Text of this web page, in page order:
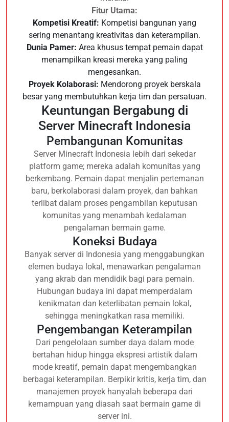
Fitur Utama:
Kompetisi Kreatif: Kompetisi bangunan yang
sering menantang kreativitas dan keterampilan.
Dunia Pamer: Area khusus tempat pemain dapat
menampilkan kreasi mereka yang paling
mengesankan.
Proyek Kolaborasi: Mendorong proyek berskala
besar yang membutuhkan kerja tim dan persatuan.
Keuntungan Bergabung di
Server Minecraft Indonesia
Pembangunan Komunitas
Server Minecraft Indonesia lebih dari sekedar
platform game; mereka adalah komunitas yang
berkembang. Pemain dapat menjalin pertemanan
baru, berkolaborasi dalam proyek, dan bahkan
terlibat dalam proses pengambilan keputusan
komunitas yang menambah kedalaman
pengalaman bermain game.
Koneksi Budaya
Banyak server di Indonesia yang menggabungkan
elemen budaya lokal, menawarkan pengalaman
yang akrab dan mendidik bagi para pemain.
Hubungan budaya ini dapat memperdalam
kenikmatan dan keterlibatan pemain lokal,
sehingga meningkatkan rasa memiliki.
Pengembangan Keterampilan
Dari pengelolaan sumber daya dalam mode
bertahan hidup hingga ekspresi artistik dalam
mode kreatif, pemain dapat mengembangkan
berbagai keterampilan. Berpikir kritis, kerja tim, dan
manajemen proyek hanyalah beberapa dari
kemampuan yang diasah saat bermain game di
server ini.